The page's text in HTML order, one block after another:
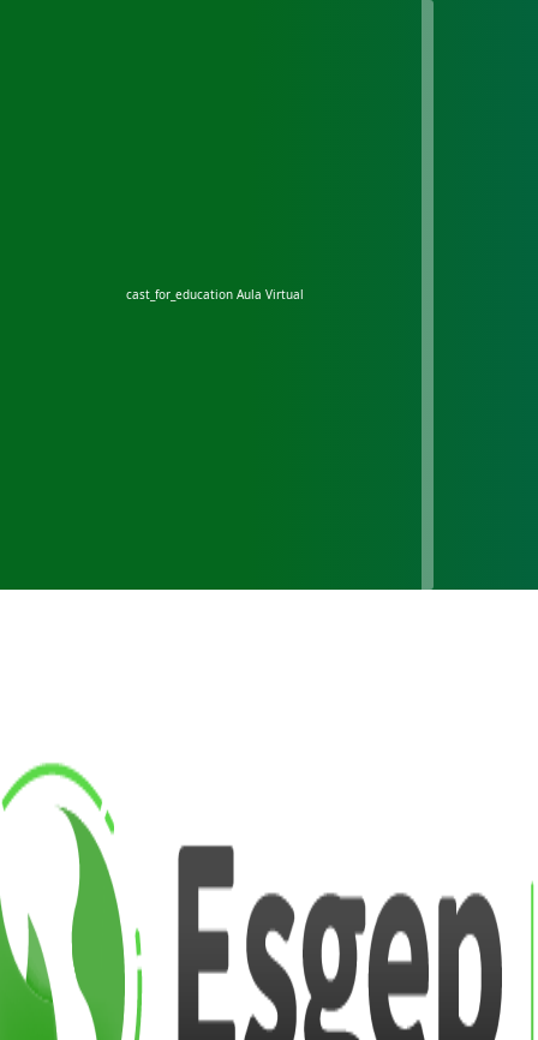
cast_for_educationAula Virtual